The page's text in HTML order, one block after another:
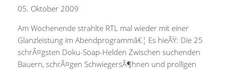
05. Oktober 2009
Am Wochenende strahlte RTL mal wieder mit einer
Glanzleistung im Abendprogrammâ€¦ Es hieÃŸ: Die 25
schrÃ¤gsten Doku-Soap-Helden Zwischen suchenden
Bauern, schrÃ¤gen SchwiegersÃ¶hnen und prolligen